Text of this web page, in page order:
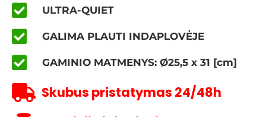
ULTRA-QUIET
GALIMA PLAUTI INDAPLOVĖJE
GAMINIO MATMENYS: Ø25,5 x 31 [cm]
Skubus pristatymas 24/48h